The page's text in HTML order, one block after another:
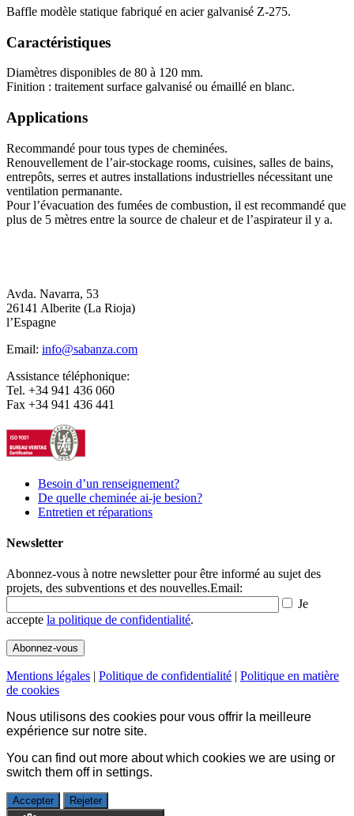
Baffle modèle statique fabriqué en acier galvanisé Z-275.
Caractéristiques
Diamètres disponibles de 80 à 120 mm.
Finition : traitement surface galvanisé ou émaillé en blanc.
Applications
Recommandé pour tous types de cheminées.
Renouvellement de l’air-stockage rooms, cuisines, salles de bains,
entrepôts, serres et autres installations industrielles nécessitant une
ventilation permanante.
Pour l’évacuation des fumées de combustion, il est recommandé que
plus de 5 mètres entre la source de chaleur et de l’aspirateur il y a.
Avda. Navarra, 53
26141 Alberite (La Rioja)
l’Espagne
Email: info@sabanza.com
Assistance téléphonique:
Tel. +34 941 436 060
Fax +34 941 436 441
Besoin d’un renseignement?
De quelle cheminée ai-je besion?
Entretien et réparations
Newsletter
Abonnez-vous à notre newsletter pour être informé au sujet des
projets, des subventions et des nouvelles.Email:
Je
accepte la politique de confidentialité.
Mentions légales | Politique de confidentialité | Politique en matière
de cookies
Nous utilisons des cookies pour vous offrir la meilleure
expérience sur notre site.
You can find out more about which cookies we are using or
switch them off in settings.
Accepter Rejeter